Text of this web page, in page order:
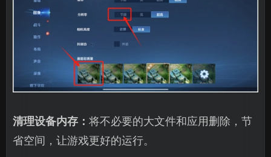
清理设备内存： 将不必要的大文件和应用删除，节
省空间，让游戏更好的运行。